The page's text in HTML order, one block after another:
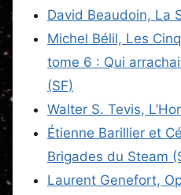
David Beaudoin, La
Michel Bélil, Les
tome 6 : Qui
(SF)
Walter S. Tevis,
Étienne Barillier et
Brigades du Steam
Laurent Genefort,